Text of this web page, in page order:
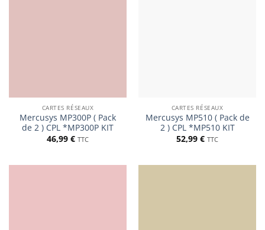
CARTES RÉSEAUX
Mercusys MP300P ( Pack
de 2 ) CPL *MP300P KIT
46,99 € TTC
CARTES RÉSEAUX
Mercusys MP510 ( Pack de
2 ) CPL *MP510 KIT
52,99 € TTC